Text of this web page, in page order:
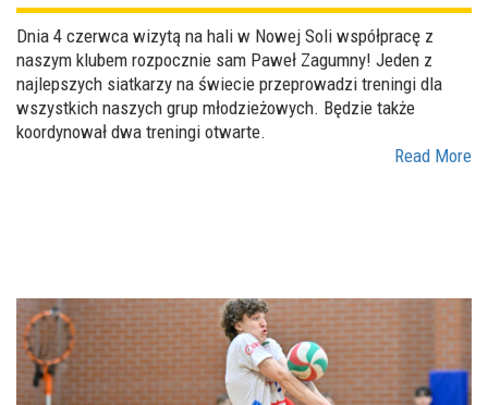
Dnia 4 czerwca wizytą na hali w Nowej Soli współpracę z
naszym klubem rozpocznie sam Paweł Zagumny! Jeden z
najlepszych siatkarzy na świecie przeprowadzi treningi dla
wszystkich naszych grup młodzieżowych. Będzie także
koordynował dwa treningi otwarte.
Read More